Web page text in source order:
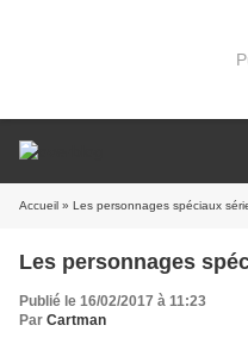
Accueil » Les personnages spéciaux
Les personnages
Publié le 16/02/2017 à 11:23
Par Cartman